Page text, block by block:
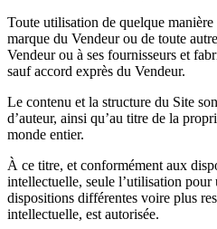
Toute utilisation de quelque
marque du Vendeur ou de toute
Vendeur ou à ses fournisseurs et
sauf accord exprès du Vendeur.
Le contenu et la structure du Site
d’auteur, ainsi qu’au titre de la
monde entier.
À ce titre, et conformément aux
intellectuelle, seule l’utilisation pour
dispositions différentes voire plus
intellectuelle, est autorisée.